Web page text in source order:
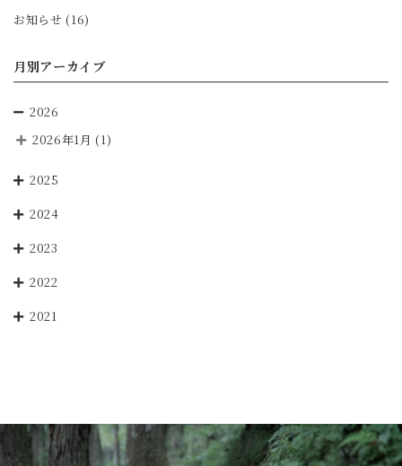
お知らせ (16)
月別アーカイブ
2026
2026年1月 (1)
2025
2024
2023
2022
2021